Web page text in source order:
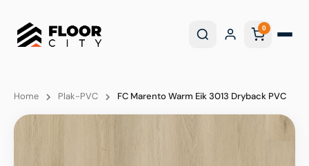
0
Home Plak-PVC FC Marento Warm Eik 3013 Dryback PVC